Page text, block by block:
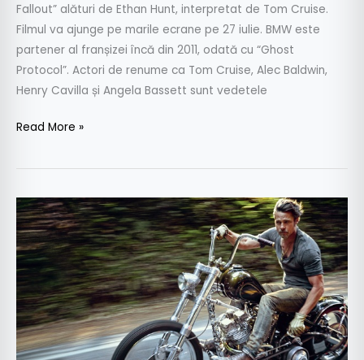
Fallout” alături de Ethan Hunt, interpretat de Tom Cruise.
Filmul va ajunge pe marile ecrane pe 27 iulie. BMW este
partener al franșizei încă din 2011, odată cu “Ghost
Protocol”. Actori de renume ca Tom Cruise, Alec Baldwin,
Henry Cavilla și Angela Bassett sunt vedetele
Read More »
Cei
mai
sexy
bărbați
de
la
Hollywood
merg